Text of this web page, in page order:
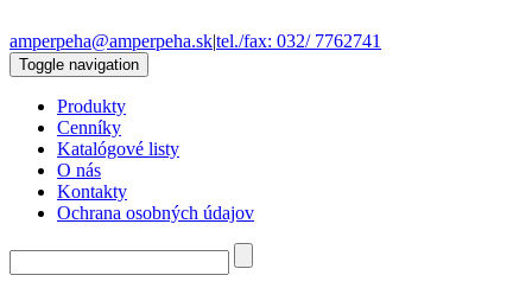
amperpeha@amperpeha.sk|tel./fax: 032/ 7762741
Toggle navigation
Produkty
Cenníky
Katalógové listy
O nás
Kontakty
Ochrana osobných údajov